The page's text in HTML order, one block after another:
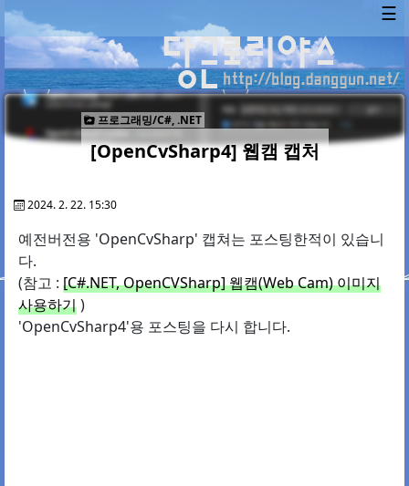
☰
프로그래밍/C#, .NET
[OpenCvSharp4] 웹캠 캡처
2024. 2. 22. 15:30
예전버전용 'OpenCvSharp' 캡쳐는 포스팅한적이 있습니
다.
(참고 : [C#.NET, OpenCVSharp] 웹캠(Web Cam) 이미지
사용하기)
'OpenCvSharp4'용 포스팅을 다시 합니다.